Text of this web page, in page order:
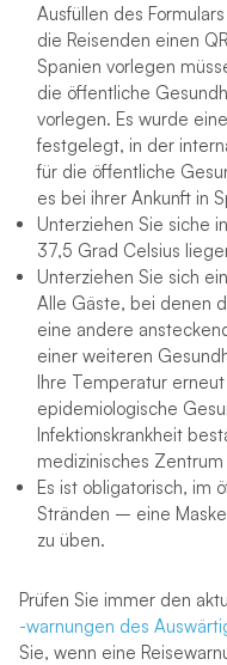
Ausfüllen des
die Reisenden einen
Spanien vorlegen
die öffentliche
vorlegen. Es wurde
festgelegt, in der
für die öffentliche
es bei ihrer Ankunft in
Unterziehen Sie siche
37,5 Grad Celsius
Unterziehen Sie sich
Alle Gäste, bei denen
eine andere
einer weiteren
Ihre Temperatur
epidemiologische
Infektionskrankheit
medizinisches
Es ist obligatorisch, im
Stränden – eine
zu üben.
Prüfen Sie immer den
-warnungen des
Sie, wenn eine